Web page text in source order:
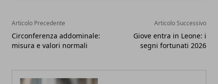
Articolo Precedente
Circonferenza addominale:
misura e valori normali
Articolo Successivo
Giove entra in Leone: i
segni fortunati 2026